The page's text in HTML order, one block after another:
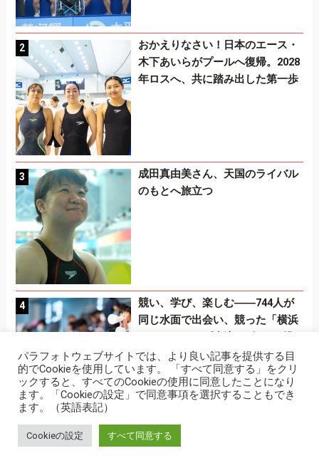
おかえりなさい！日本のエース・
木下あいらがプールへ復帰。2028
年ロスへ、共に踏み出した第一歩
成田真由美さん、天国のライバル
のもとへ旅立つ
競い、学び、楽しむ――744人が
同じ水面で出会い、競った「横浜
戦
「必要な負けもある」さくら、水
泳会場から 〜ドバイ２０１７ア
パラフォトウェブサイトでは、より良い記事を提供する目
的でCookieを使用しています。 「すべて同意する」をクリ
ックすると、すべてのCookieの使用に同意したことになり
ます。「Cookieの設定」で同意事項を選択することもでき
ます。（英語表記）
Cookieの設定 すべて同意する